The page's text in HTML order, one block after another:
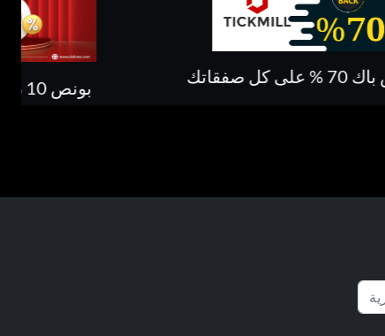
بونص 10 % على الايداع